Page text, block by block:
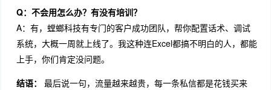
Q：不会用怎么办？有没有培训？
A：有，螳螂科技有专门的客户成功团队，帮你配置话术、调试
系统，大概一周就上线了。我这种连Excel都搞不明白的人，都能
上手，你们肯定没问题。
结语：
最后说一句，流量越来越贵，每一条私信都是花钱买来